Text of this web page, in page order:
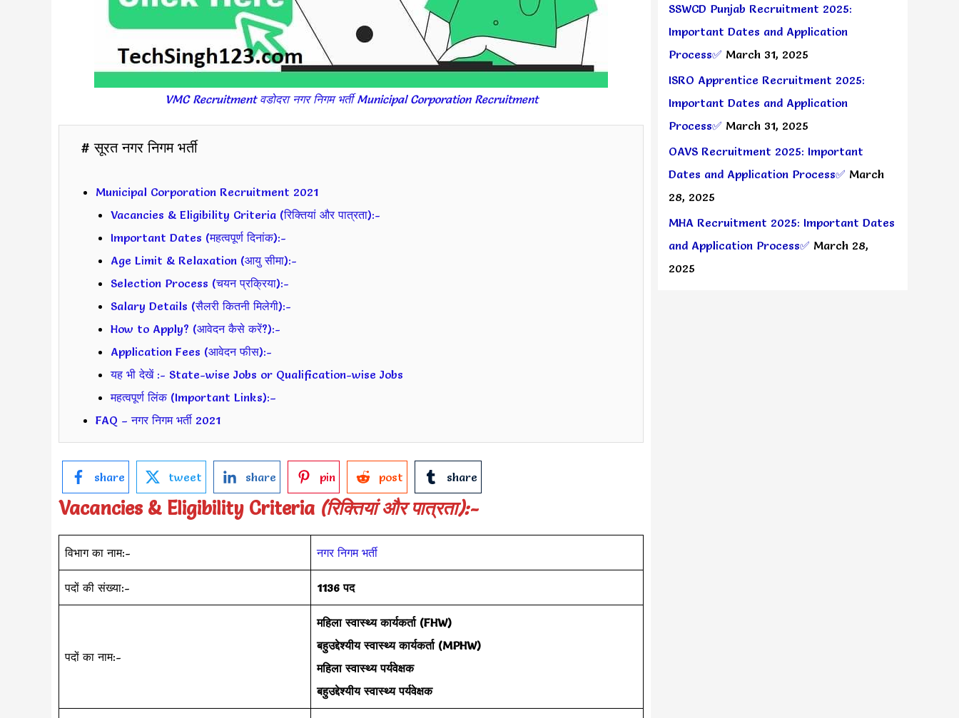
VMC Recruitment वडोदरा नगर निगम भर्ती Municipal Corporation Recruitment
# सूरत नगर निगम भर्ती
Municipal Corporation Recruitment 2021
Vacancies & Eligibility Criteria (रिक्तियां और पात्रता):-
Important Dates (महत्वपूर्ण दिनांक):-
Age Limit & Relaxation (आयु सीमा):-
Selection Process (चयन प्रक्रिया):-
Salary Details (सैलरी कितनी मिलेगी):-
How to Apply? (आवेदन कैसे करें?):-
Application Fees (आवेदन फीस):-
यह भी देखें :- State-wise Jobs or Qualification-wise Jobs
महत्वपूर्ण लिंक (Important Links):–
FAQ – नगर निगम भर्ती 2021
share tweet share pin post share
Vacancies & Eligibility Criteria (रिक्तियां और पात्रता):-
विभाग का नाम:- नगर निगम भर्ती
पदों की संख्या:- 1136 पद
पदों का नाम:-
महिला स्वास्थ्य कार्यकर्ता (FHW)
बहुउद्देश्यीय स्वास्थ्य कार्यकर्ता (MPHW)
महिला स्वास्थ्य पर्यवेक्षक
बहुउद्देश्यीय स्वास्थ्य पर्यवेक्षक
SSWCD Punjab Recruitment 2025:
Important Dates and Application
Process✅ March 31, 2025
ISRO Apprentice Recruitment 2025:
Important Dates and Application
Process✅ March 31, 2025
OAVS Recruitment 2025: Important
Dates and Application Process✅ March
28, 2025
MHA Recruitment 2025: Important Dates
and Application Process✅ March 28,
2025